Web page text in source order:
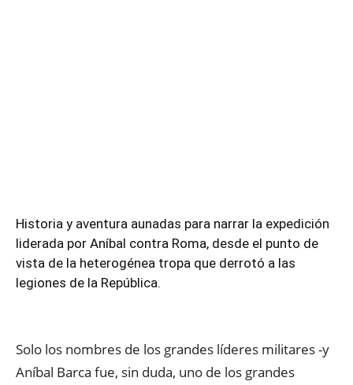
Historia y aventura aunadas para narrar la expedición
liderada por Aníbal contra Roma, desde el punto de
vista de la heterogénea tropa que derrotó a las
legiones de la República.
Solo los nombres de los grandes líderes militares -y
Aníbal Barca fue, sin duda, uno de los grandes